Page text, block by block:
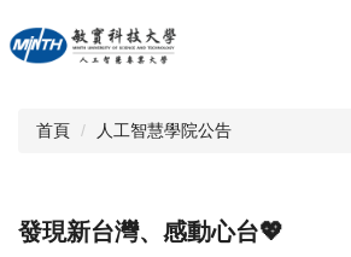
到
主
首頁 人工智慧學院公告
發現新台灣、感動心台💖